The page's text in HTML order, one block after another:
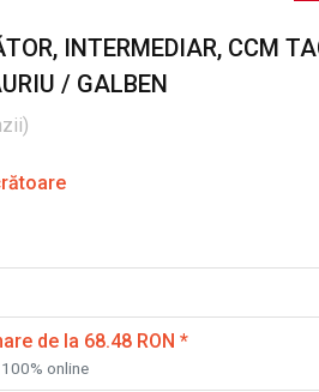
INTERMEDIAR, CCM
/ GALBEN
)
de la 68.48 RON *
online